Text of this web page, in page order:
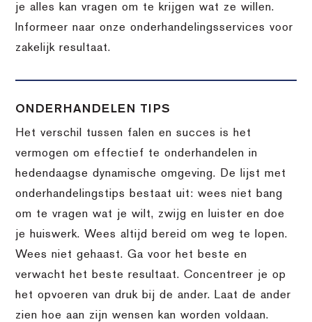
je alles kan vragen om te krijgen wat ze willen.
Informeer naar onze onderhandelingsservices voor
zakelijk resultaat.
ONDERHANDELEN TIPS
Het verschil tussen falen en succes is het
vermogen om effectief te onderhandelen in
hedendaagse dynamische omgeving. De lijst met
onderhandelingstips bestaat uit: wees niet bang
om te vragen wat je wilt, zwijg en luister en doe
je huiswerk. Wees altijd bereid om weg te lopen.
Wees niet gehaast. Ga voor het beste en
verwacht het beste resultaat. Concentreer je op
het opvoeren van druk bij de ander. Laat de ander
zien hoe aan zijn wensen kan worden voldaan.